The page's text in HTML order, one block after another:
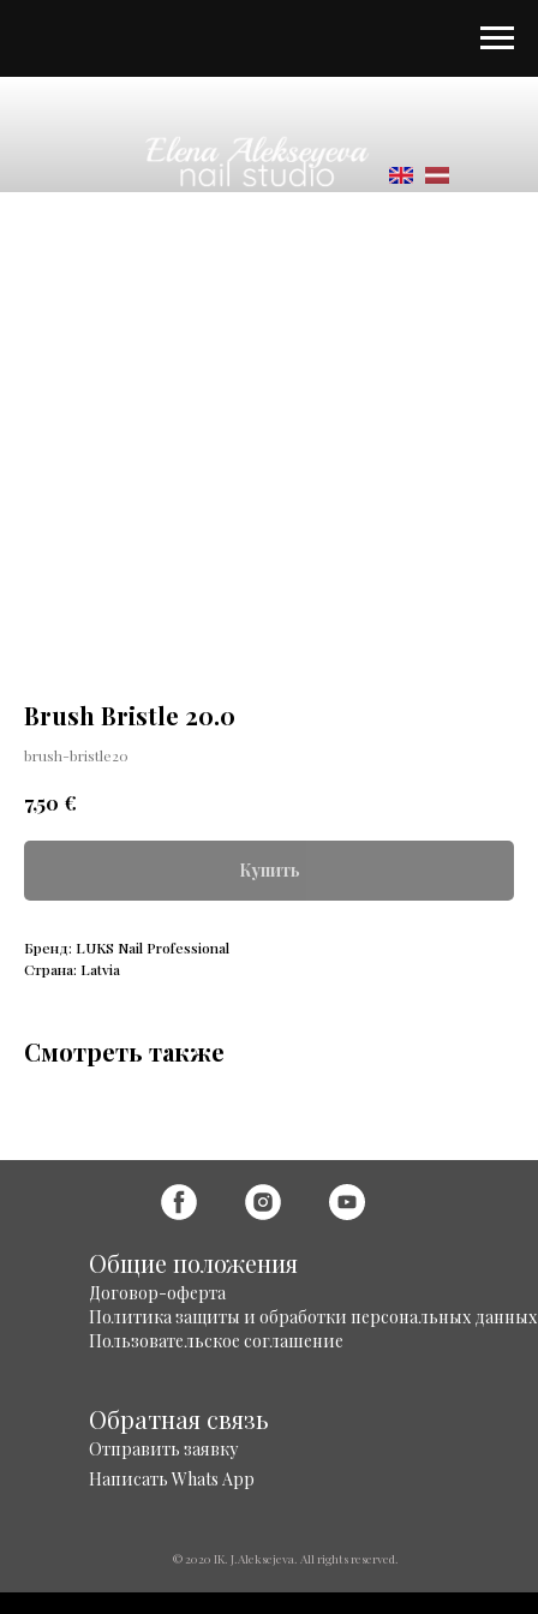
Brush Bristle 20.0
brush-bristle20
7,50 €
Купить
Бренд: LUKS Nail Professional
Страна: Latvia
Смотреть также
Общие положения
Договор-оферта
Политика защиты и обработки персональных данных
Пользовательское соглашение
Обратная связь
Написать Whats App
Отправить заявку
© 2020 IK. J.Aleksejeva. All rights reserved.